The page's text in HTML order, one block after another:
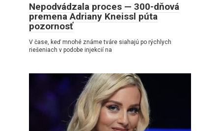
Nepodvádzala proces — 300-dňová
premena Adriany Kneissl púta
pozornosť
V čase, keď mnohé známe tváre siahajú po rýchlych
riešeniach v podobe injekcií na